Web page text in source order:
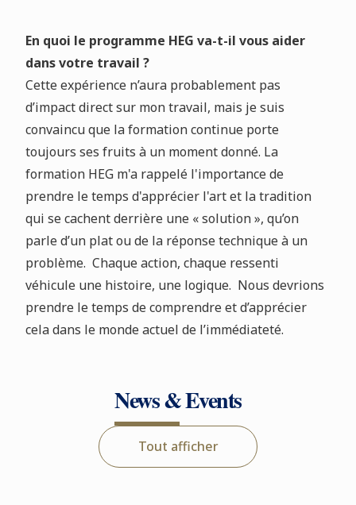
En quoi le programme HEG va-t-il vous aider
dans votre travail ?
Cette expérience n’aura probablement pas
d’impact direct sur mon travail, mais je suis
convaincu que la formation continue porte
toujours ses fruits à un moment donné. La
formation HEG m'a rappelé l'importance de
prendre le temps d'apprécier l'art et la tradition
qui se cachent derrière une « solution », qu’on
parle d’un plat ou de la réponse technique à un
problème. Chaque action, chaque ressenti
véhicule une histoire, une logique. Nous devrions
prendre le temps de comprendre et d’apprécier
cela dans le monde actuel de l’immédiateté.
News & Events
Tout afficher